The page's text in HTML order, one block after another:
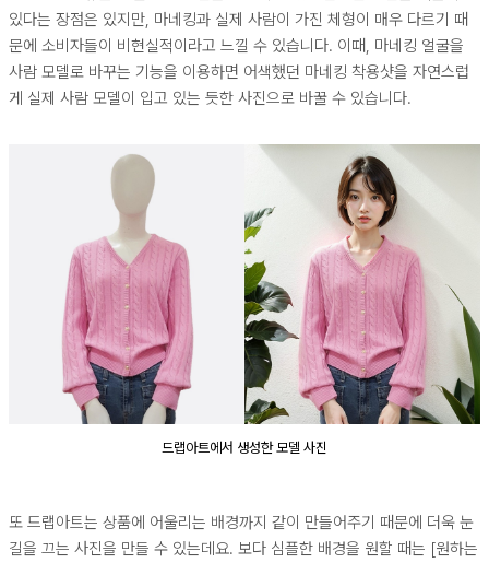
있다는 장점은 있지만, 마네킹과 실제 사람이 가진 체형이 매우 다르기 때
문에 소비자들이 비현실적이라고 느낄 수 있습니다. 이때, 마네킹 얼굴을
사람 모델로 바꾸는 기능을 이용하면 어색했던 마네킹 착용샷을 자연스럽
게 실제 사람 모델이 입고 있는 듯한 사진으로 바꿀 수 있습니다.
드랩아트에서 생성한 모델 사진
또 드랩아트는 상품에 어울리는 배경까지 같이 만들어주기 때문에 더욱 눈
길을 끄는 사진을 만들 수 있는데요. 보다 심플한 배경을 원할 때는 [원하는